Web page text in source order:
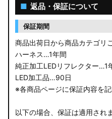
■ 返品・保証について
保証期間
商品出荷日から商品カテゴリ
ハーネス…1年間
純正加工LEDリフレクター…1
LED加工品…90日
※各商品ページに保証内容を
以下の場合、保証は適用され